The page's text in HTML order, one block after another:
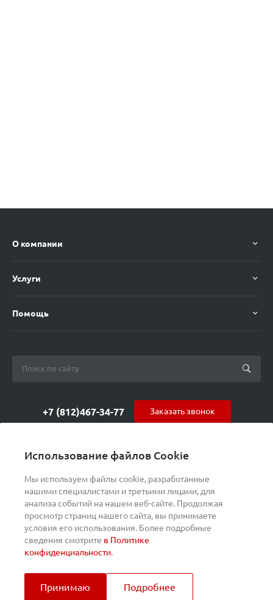
Использование файлов Cookie
Мы используем файлы cookie, разработанные
нашими специалистами и третьими лицами, для
анализа событий на нашем веб-сайте. Продолжая
просмотр страниц нашего сайта, вы принимаете
условия его использования. Более подробные
сведения смотрите в Политике
конфиденциальности.
Принимаю Подробнее
О компании
Услуги
Помощь
+7 (812)467-34-77
ул. Курчатова 9 (БЦ МАГНЕТОН)
Заказать звонок